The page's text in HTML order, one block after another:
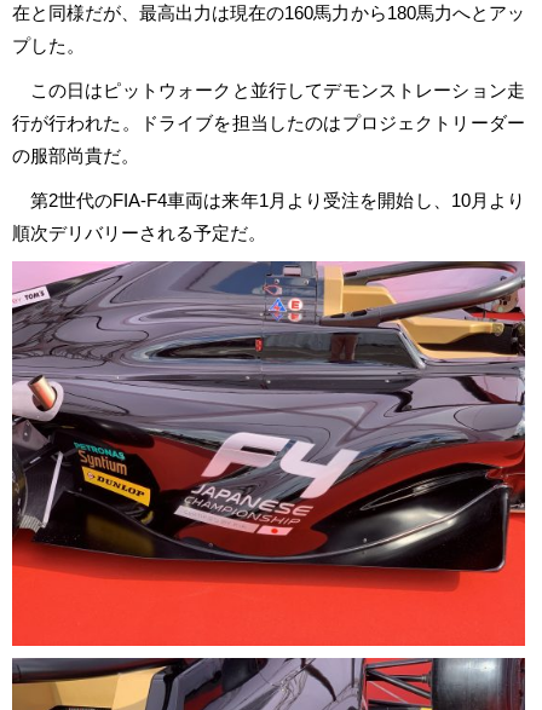
在と同様だが、最高出力は現在の160馬力から180馬力へとアッ
プした。
この日はピットウォークと並行してデモンストレーション走
行が行われた。ドライブを担当したのはプロジェクトリーダー
の服部尚貴だ。
第2世代のFIA-F4車両は来年1月より受注を開始し、10月より
順次デリバリーされる予定だ。